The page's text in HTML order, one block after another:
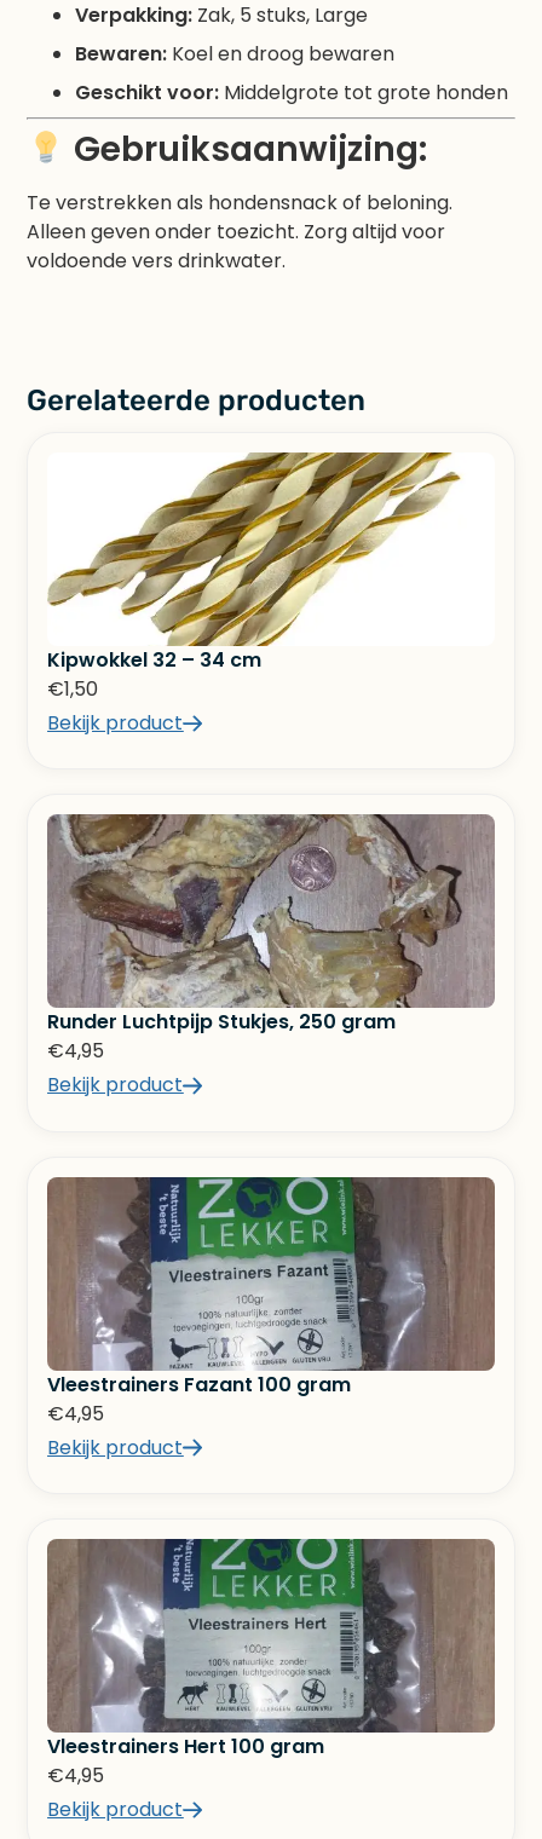
Verpakking: Zak, 5 stuks, Large
Bewaren: Koel en droog bewaren
Geschikt voor: Middelgrote tot grote honden
Gebruiksaanwijzing:
Te verstrekken als hondensnack of beloning.
Alleen geven onder toezicht. Zorg altijd voor
voldoende vers drinkwater.
Gerelateerde producten
Kipwokkel 32 – 34 cm
€1,50
Bekijk product
Runder Luchtpijp Stukjes, 250 gram
€4,95
Bekijk product
Vleestrainers Fazant 100 gram
€4,95
Bekijk product
Vleestrainers Hert 100 gram
€4,95
Bekijk product